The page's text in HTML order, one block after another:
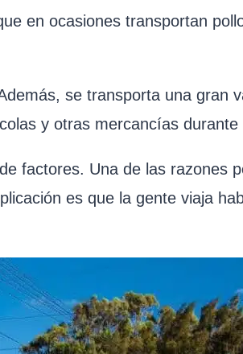
en ocasiones transportan
se transporta una gran
y otras mercancías durante
factores. Una de las razones
es que la gente viaja